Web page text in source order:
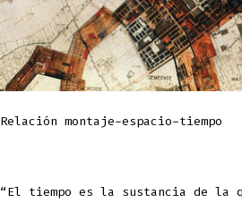
Relación montaje-espacio-tiempo
“El tiempo es la sustancia de la